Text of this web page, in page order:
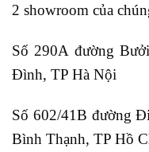
2 showroom của
Số 290A đường
Đình, TP Hà Nội
Số 602/41B đường
Bình Thạnh, TP Hồ